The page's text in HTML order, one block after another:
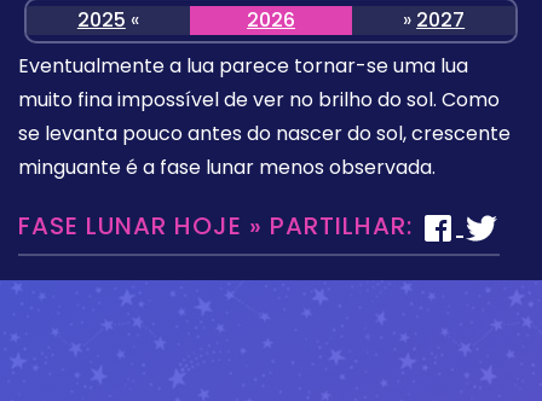
2025 « 2026 » 2027
Eventualmente a lua parece tornar-se uma lua
muito fina impossível de ver no brilho do sol. Como
se levanta pouco antes do nascer do sol, crescente
minguante é a fase lunar menos observada.
FASE LUNAR HOJE » PARTILHAR: